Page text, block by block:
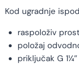
Kod ugradnje
raspoloživ
položaj
priključak G 1¼″